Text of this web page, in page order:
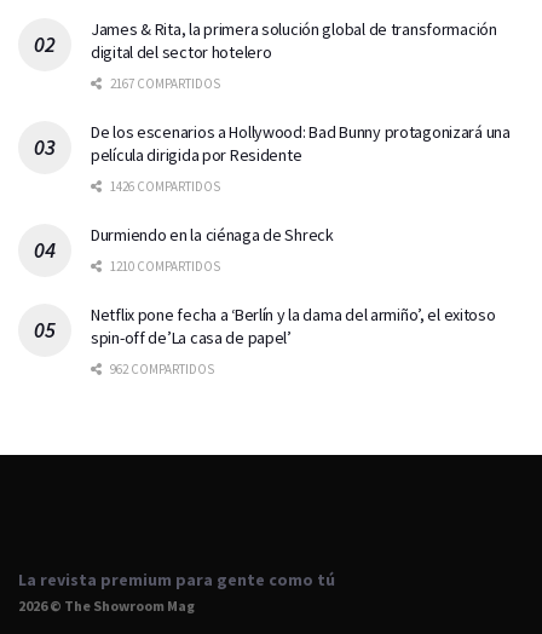
James & Rita, la primera solución global de transformación
digital del sector hotelero
2167 COMPARTIDOS
De los escenarios a Hollywood: Bad Bunny protagonizará una
película dirigida por Residente
1426 COMPARTIDOS
Durmiendo en la ciénaga de Shreck
1210 COMPARTIDOS
Netflix pone fecha a ‘Berlín y la dama del armiño’, el exitoso
spin-off de’La casa de papel’
962 COMPARTIDOS
La revista premium para gente como tú
2026 © The Showroom Mag